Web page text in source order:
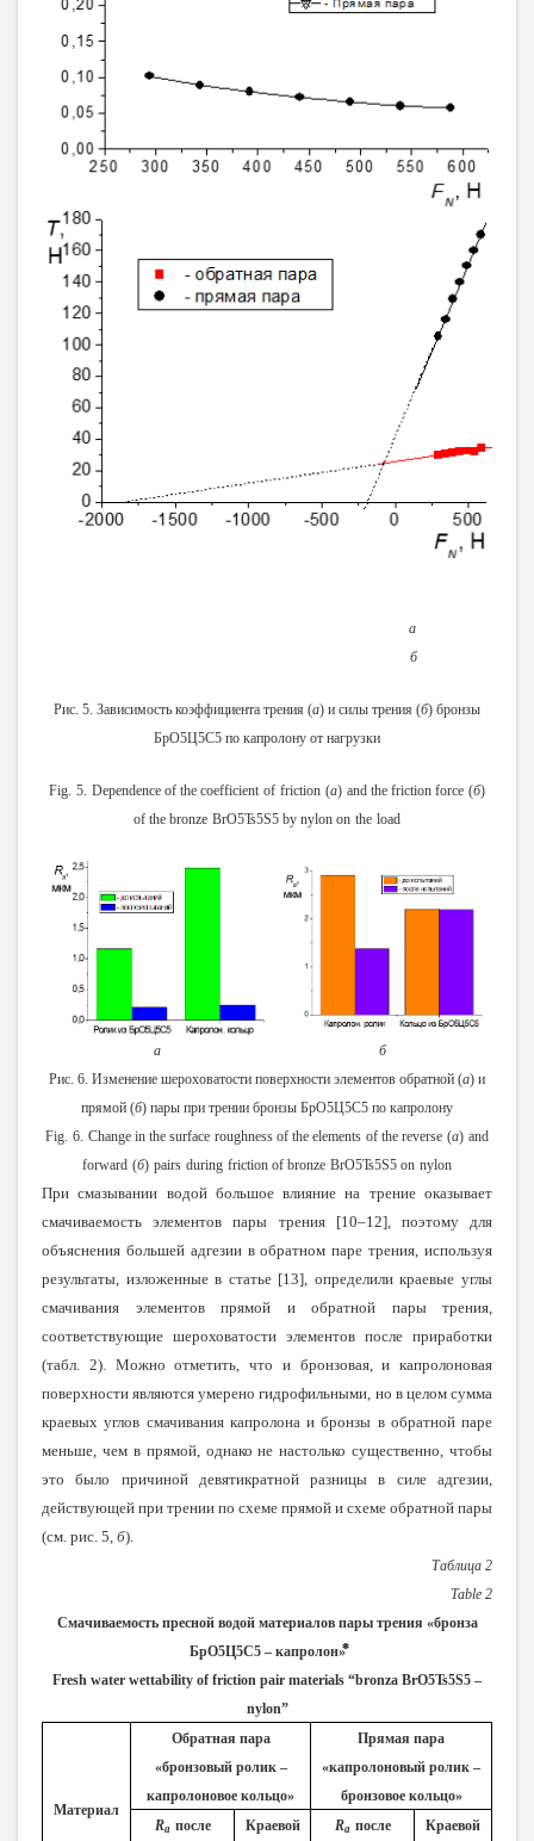
а
б
Рис. 5. Зависимость коэффициента трения (а) и силы трения (б) бронзы
БрО5Ц5С5 по капролону от нагрузки
Fig. 5. Dependence of the coefficient of friction (a) and the friction force (б)
of thebronze BrO5Ts5S5by nylon on the load
а
б
Рис. 6. Изменение шероховатости поверхности элементов обратной (а) и
прямой (б) пары при трении бронзы БрО5Ц5С5 по капролону
Fig. 6. Change in the surface roughness of the elements of the reverse (a) and
forward (б) pairs during friction ofbronze BrO5Ts5S5 on nylon
При смазывании водой большое влияние на трение оказывает
смачиваемость элементов пары трения [10–12], поэтому для
объяснения большей адгезии в обратном паре трения, используя
результаты, изложенные в статье [13], определили краевые углы
смачивания элементов прямой и обратной пары трения,
соответствующие шероховатости элементов после приработки
(табл. 2). Можно отметить, что и бронзовая, и капролоновая
поверхности являются умерено гидрофильными, но в целом сумма
краевых углов смачивания капролона и бронзы в обратной паре
меньше, чем в прямой, однако не настолько существенно, чтобы
это было причиной девятикратной разницы в силе адгезии,
действующей при трении по схеме прямой и схеме обратной пары
(см. рис. 5, б).
Таблица 2
Table 2
Смачиваемость пресной водой материалов пары трения «бронза
БрО5Ц5С5 – капролон»⃰⃰
Fresh water wettability of friction pair materials “bronzaBrO5Ts5S5–
nylon”
Материал
Обратная пара
«бронзовый ролик –
капролоновое кольцо»
Прямая пара
«капролоновый ролик –
бронзовое кольцо»
Ra после Краевой Ra после Краевой